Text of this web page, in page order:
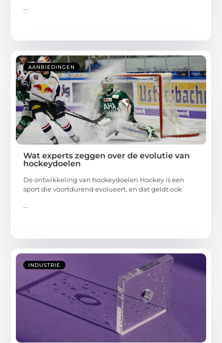
...
AANBIEDINGEN
Wat experts zeggen over de evolutie van
hockeydoelen
De ontwikkeling van hockeydoelen Hockey is een
sport die voortdurend evolueert, en dat geldt ook
...
INDUSTRIE